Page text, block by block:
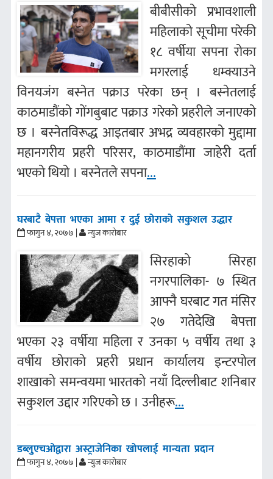
बीबीसीको प्रभावशाली
महिलाको सूचीमा परेकी
१८ वर्षीया सपना रोका
मगरलाई धम्क्याउने
विनयजंग बस्नेत पक्राउ परेका छन् । बस्नेतलाई
काठमाडौंको गोंगबुबाट पक्राउ गरेको प्रहरीले जनाएको
छ । बस्नेतविरूद्ध आइतबार अभद्र व्यवहारको मुद्दामा
महानगरीय प्रहरी परिसर, काठमाडौंमा जाहेरी दर्ता
भएको थियो । बस्नेतले सपना...
घरबाटै बेपत्ता भएका आमा र दुई छोराको सकुशल उद्धार
फागुन ४, २०७७ | न्युज कारोबार
सिरहाको सिरहा
नगरपालिका- ७ स्थित
आफ्नै घरबाट गत मंसिर
२७ गतेदेखि बेपत्ता
भएका २३ वर्षीया महिला र उनका ५ वर्षीय तथा ३
वर्षीय छोराको प्रहरी प्रधान कार्यालय इन्टरपोल
शाखाको समन्वयमा भारतको नयाँ दिल्लीबाट शनिबार
सकुशल उद्दार गरिएको छ । उनीहरू...
डब्लुएचओद्वारा अस्ट्राजेनिका खोपलाई मान्यता प्रदान
फागुन ४, २०७७ | न्युज कारोबार